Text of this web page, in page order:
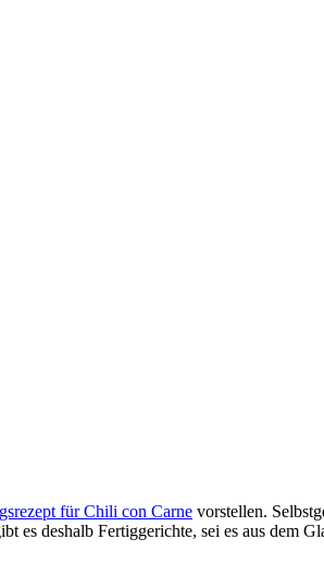
für Chili con Carne vorstellen.
es deshalb Fertiggerichte, sei es aus dem